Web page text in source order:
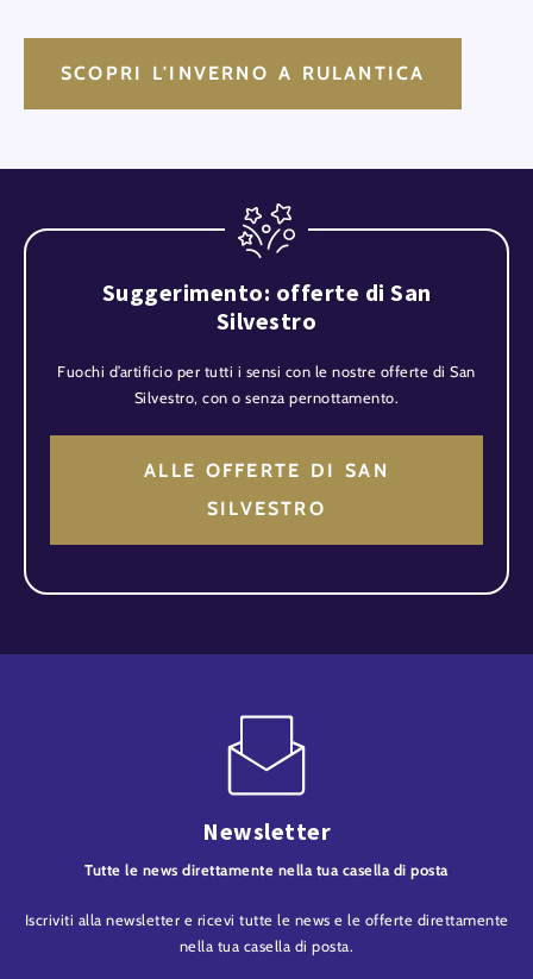
SCOPRI L'INVERNO A RULANTICA
Suggerimento: offerte di San
Silvestro
Fuochi d’artificio per tutti i sensi con le nostre offerte di San
Silvestro, con o senza pernottamento.
ALLE OFFERTE DI SAN
SILVESTRO
Newsletter
Tutte le news direttamente nella tua casella di posta
Iscriviti alla newsletter e ricevi tutte le news e le offerte direttamente
nella tua casella di posta.